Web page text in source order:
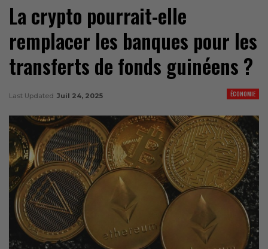
La crypto pourrait-elle
remplacer les banques pour les
transferts de fonds guinéens ?
ÉCONOMIE
Last Updated Juil 24, 2025